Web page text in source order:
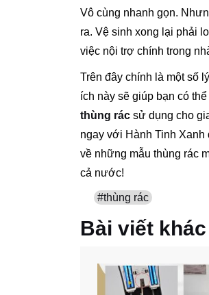
Vô cùng nhanh gọn.
ra. Vệ sinh xong lại phải
việc nội trợ chính trong
Trên đây chính là một số
ích này sẽ giúp bạn có
thùng rác sử dụng cho
ngay với Hành Tinh
về những mẫu thùng rác
cả nước!
#thùng rác
Bài viết khác